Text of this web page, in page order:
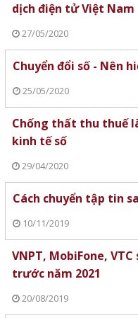
dịch điện tử Việt Nam
27/05/2020
Chuyển đổi số - Nên
25/05/2020
Chống thất thu thuế
kinh tế số
29/04/2020
Cách chuyển tập tin
10/11/2019
VNPT, MobiFone,
trước năm 2021
20/08/2019